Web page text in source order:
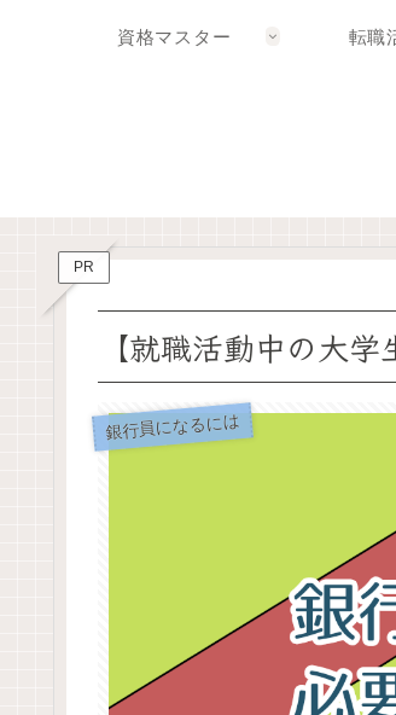
資格マスター 転職
PR
【就職活動中の大
銀行員になるには